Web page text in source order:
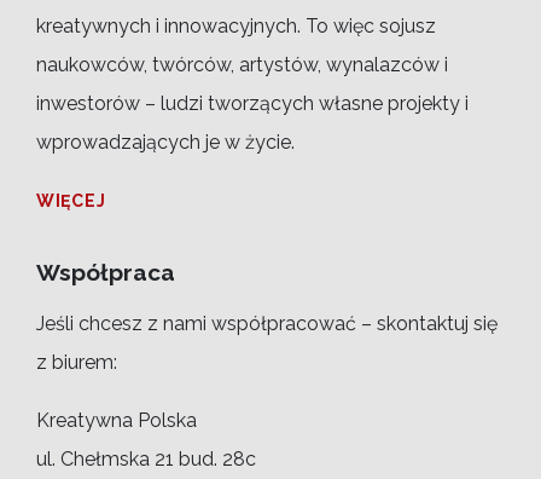
kreatywnych i innowacyjnych. To więc sojusz
naukowców, twórców, artystów, wynalazców i
inwestorów – ludzi tworzących własne projekty i
wprowadzających je w życie.
WIĘCEJ
Współpraca
Jeśli chcesz z nami współpracować – skontaktuj się
z biurem:
Kreatywna Polska
ul. Chełmska 21 bud. 28c